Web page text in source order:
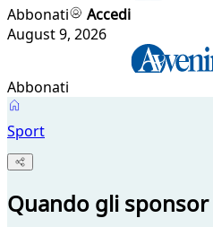
Abbonati
Accedi
August 9, 2026
Abbonati
Sport
Quando gli